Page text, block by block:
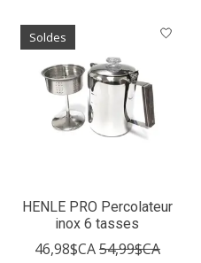
Soldes
HENLE PRO Percolateur
inox 6 tasses
46,98$CA54,99$CA